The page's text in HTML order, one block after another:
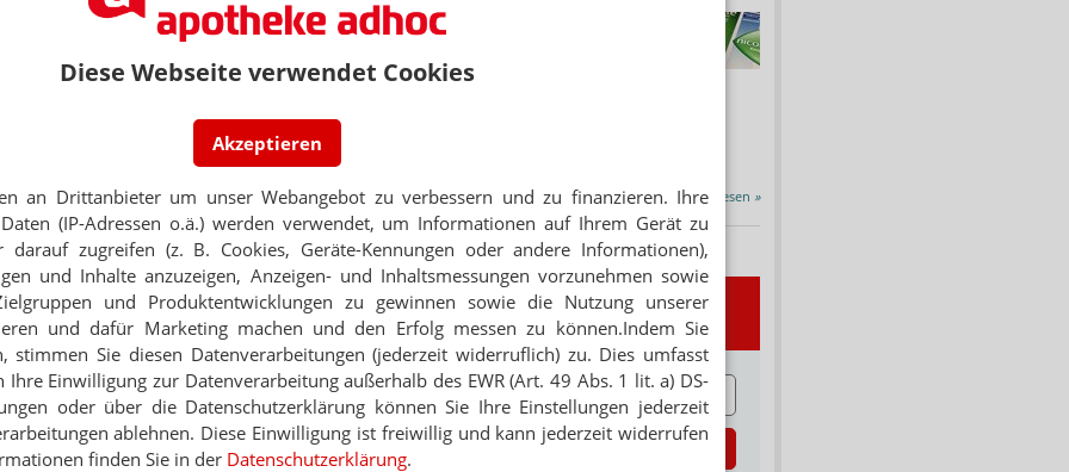
Diese Webseite verwendet Cookies
Akzeptieren
an Drittanbieter um unser Webangebot zu verbessern und zu finanzieren. Ihre
(IP-Adressen o.ä.) werden verwendet, um Informationen auf Ihrem Gerät zu
zugreifen (z. B. Cookies, Geräte-Kennungen oder andere Informationen),
und Inhalte anzuzeigen, Anzeigen- und Inhaltsmessungen vorzunehmen sowie
und Produktentwicklungen zu gewinnen sowie die Nutzung unserer
und dafür Marketing machen und den Erfolg messen zu können.Indem Sie
stimmen Sie diesen Datenverarbeitungen (jederzeit widerruflich) zu. Dies umfasst
Ihre Einwilligung zur Datenverarbeitung außerhalb des EWR (Art. 49 Abs. 1 lit. a) DS-
oder über die Datenschutzerklärung können Sie Ihre Einstellungen jederzeit
ablehnen. Diese Einwilligung ist freiwillig und kann jederzeit widerrufen
finden Sie in der Datenschutzerklärung.
VERORDNUNG
ans Rechenzentrum“
VORGABEN
Verbände warten auf Abda
BEDRUCKEN!
rechnen Apotheken ab
TABAKENTWÖHNUNG
Arzneimittel zur Tabakentwöhnung
Alle Porträts lesen »
Newsletter
E-MAIL ADRESSE
Jetzt abonnieren